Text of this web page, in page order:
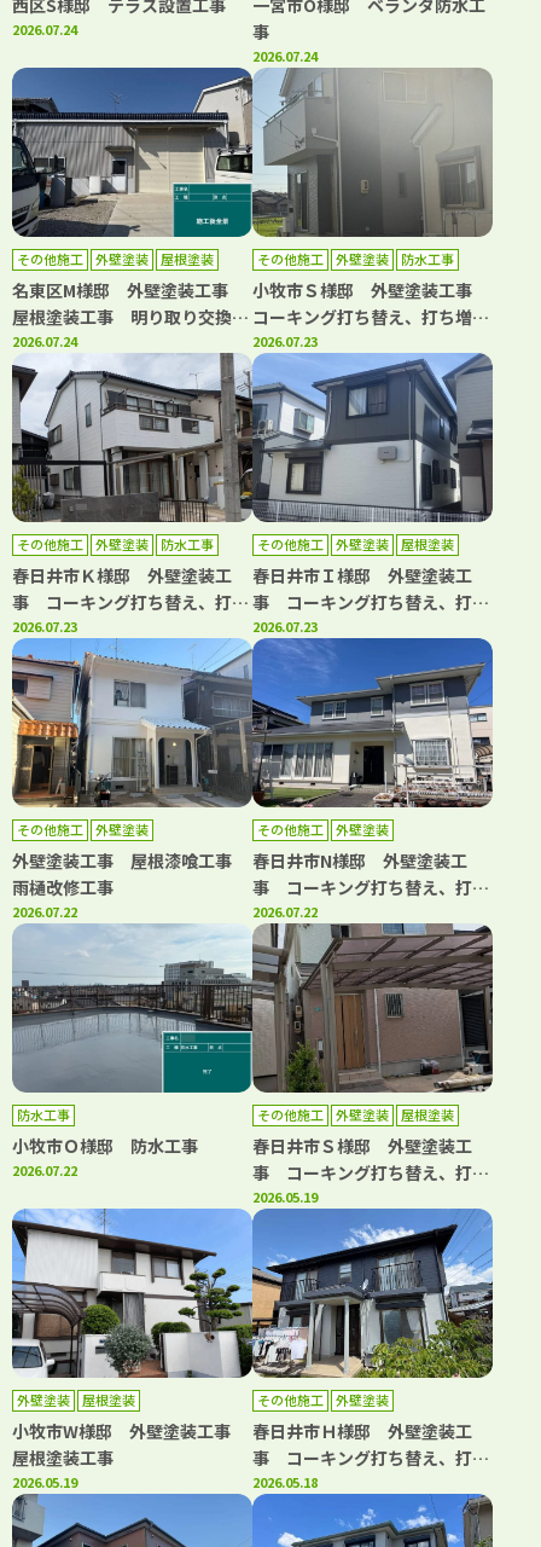
西区S様邸 テラス設置工事
2026.07.24
一宮市O様邸 ベランダ防水工
事
2026.07.24
その他施工 外壁塗装 屋根塗装
名東区M様邸 外壁塗装工事
屋根塗装工事 明り取り交換工
事 ボルトキャップ設置工事
2026.07.24
その他施工 外壁塗装 防水工事
小牧市Ｓ様邸 外壁塗装工事
コーキング打ち替え、打ち増し
工事 ベランダ防水工事
2026.07.23
その他施工 外壁塗装 防水工事
春日井市Ｋ様邸 外壁塗装工
事 コーキング打ち替え、打ち
増し工事 ベランダ防水工事
屋根漆喰工事
2026.07.23
その他施工 外壁塗装
屋根塗装
防水工事
春日井市Ｉ様邸 外壁塗装工
事 コーキング打ち替え、打ち
増し工事 屋根塗装工事 防水
工事
2026.07.23
その他施工 外壁塗装
外壁塗装工事 屋根漆喰工事
雨樋改修工事
2026.07.22
その他施工 外壁塗装
春日井市N様邸 外壁塗装工
事 コーキング打ち替え、打ち
増し工事 屋根カバー工事 雨
樋改修工事
2026.07.22
防水工事
小牧市Ｏ様邸 防水工事
2026.07.22
その他施工 外壁塗装 屋根塗装
春日井市Ｓ様邸 外壁塗装工
事 コーキング打ち替え、打ち
増し工事 屋根塗装工事 ベラ
ンダトップコート工事
2026.05.19
外壁塗装 屋根塗装
小牧市W様邸 外壁塗装工事
屋根塗装工事
2026.05.19
その他施工 外壁塗装
春日井市Ｈ様邸 外壁塗装工
事 コーキング打ち替え、打ち
増し工事 屋根重ね葺き工事
雨樋交換工事
2026.05.18